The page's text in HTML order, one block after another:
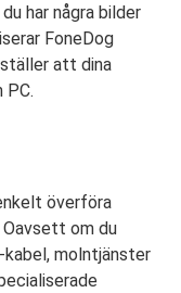
har några bilder
FoneDog
att dina
PC.
överföra
Oavsett om du
kabel, molntjänster